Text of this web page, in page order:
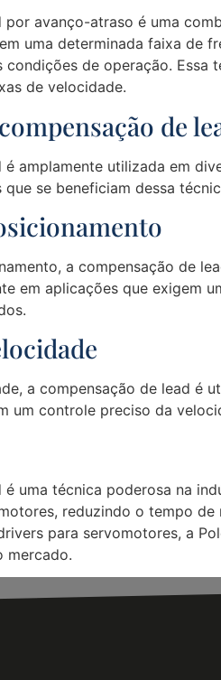
por avanço-atraso é uma
uma determinada faixa de
de operação. Essa
de velocidade.
de
é amplamente utilizada em
se beneficiam dessa
a compensação de
em aplicações que exigem
a compensação de lead é
um controle preciso da
é uma técnica poderosa na
reduzindo o tempo
para servomotores, a
mercado.